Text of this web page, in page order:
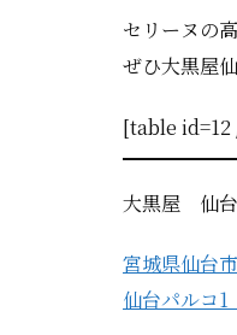
セリーヌの
ぜひ大黒屋
[table id=12
大黒屋 仙
宮城県仙台
仙台パルコ